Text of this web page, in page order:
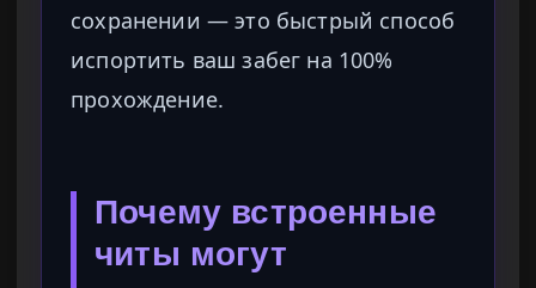
сохранении — это быстрый способ
испортить ваш забег на 100%
прохождение.
Почему встроенные
читы могут